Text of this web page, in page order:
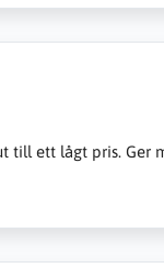
till ett lågt pris.